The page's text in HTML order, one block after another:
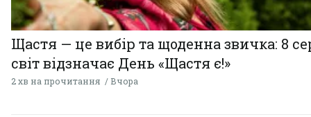
Щастя — це вибір та щоденна звичка: 8
світ відзначає День «Щастя є!»
2 хв на прочитання Вчора